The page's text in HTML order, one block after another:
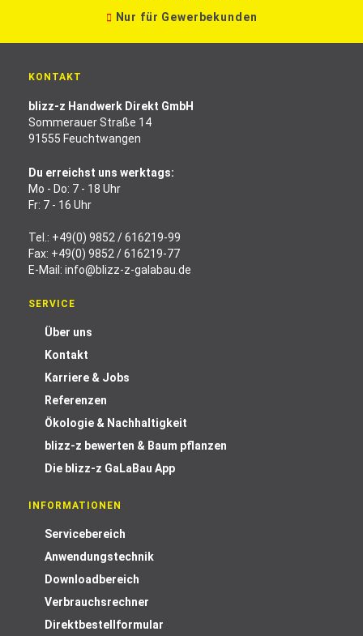
Nur für Gewerbekunden
KONTAKT
blizz-z Handwerk Direkt GmbH
Sommerauer Straße 14
91555 Feuchtwangen
Du erreichst uns werktags:
Mo - Do: 7 - 18 Uhr
Fr: 7 - 16 Uhr
Tel.: +49(0) 9852 / 616219-99
Fax: +49(0) 9852 / 616219-77
E-Mail: info@blizz-z-galabau.de
SERVICE
Über uns
Kontakt
Karriere & Jobs
Referenzen
Ökologie & Nachhaltigkeit
blizz-z bewerten & Baum pflanzen
Die blizz-z GaLaBau App
INFORMATIONEN
Servicebereich
Anwendungstechnik
Downloadbereich
Verbrauchsrechner
Direktbestellformular